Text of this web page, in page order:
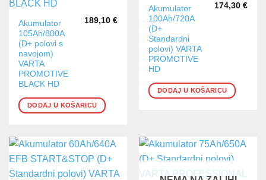
Akumulator
105Ah/800A
(D+ polovi s
navojom)
VARTA
PROMOTIVE
BLACK HD
189,10 €
DODAJ U KOŠARICU
Akumulator
100Ah/720A
(D+
Standardni
polovi) VARTA
PROMOTIVE
HD
174,30 €
DODAJ U KOŠARICU